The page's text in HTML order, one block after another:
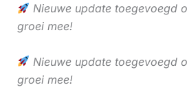
Nieuwe update toegevoegd
groei mee!
Nieuwe update toegevoegd
groei mee!